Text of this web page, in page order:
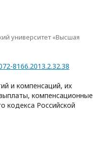
университет «Высшая
8166.2013.2.32.38
и компенсаций, их
компенсационные
кодекса Российской